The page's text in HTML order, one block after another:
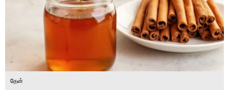
வலை கதைகள்
போட்டோ கேலரி
தேன்